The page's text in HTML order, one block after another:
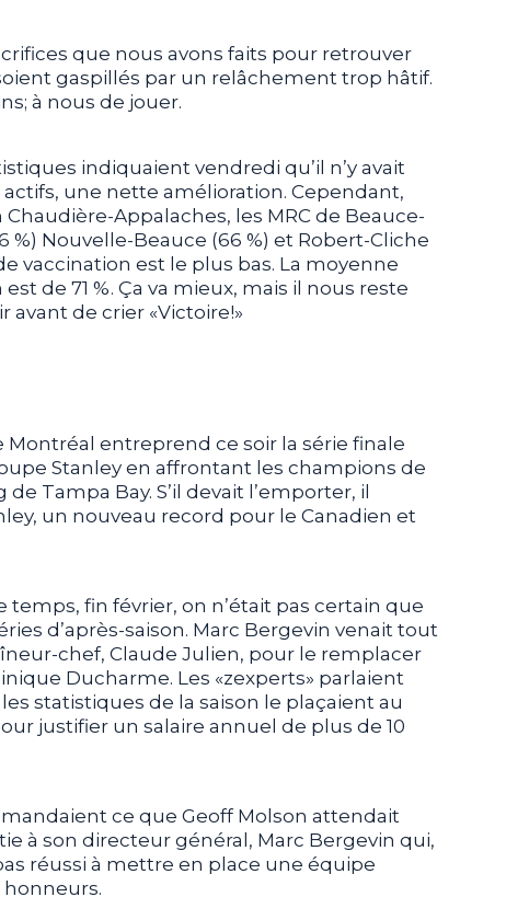
que nous avons faits pour retrouver
gaspillés par un relâchement trop hâtif.
à nous de jouer.
indiquaient vendredi qu’il n’y avait
une nette amélioration. Cependant,
Appalaches, les MRC de Beauce-
%) Nouvelle-Beauce (66 %) et Robert-Cliche
vaccination est le plus bas. La moyenne
de 71 %. Ça va mieux, mais il nous reste
de crier «Victoire!»
Montréal entreprend ce soir la série finale
Stanley en affrontant les champions de
Tampa Bay. S’il devait l’emporter, il
un nouveau record pour le Canadien et
fin février, on n’était pas certain que
d’après-saison. Marc Bergevin venait tout
chef, Claude Julien, pour le remplacer
Ducharme. Les «zexperts» parlaient
statistiques de la saison le plaçaient au
justifier un salaire annuel de plus de 10
ce que Geoff Molson attendait
à son directeur général, Marc Bergevin qui,
réussi à mettre en place une équipe
honneurs.